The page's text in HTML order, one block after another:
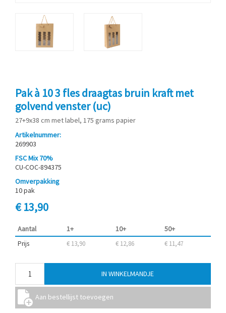
Pak à 10 3 fles draagtas bruin kraft met
golvend venster (uc)
27+9x38 cm met label, 175 grams papier
Artikelnummer:
269903
FSC Mix 70%
CU-COC-894375
Omverpakking
10 pak
€ 13,90
Aantal 1+ 10+ 50+
Prijs € 13,90 € 12,86 € 11,47